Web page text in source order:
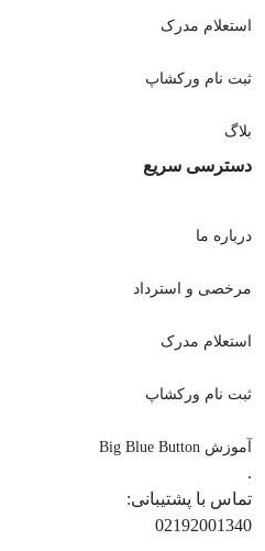
استعلام مدرک
ثبت نام ورکشاپ
بلاگ
دسترسی سریع
درباره ما
مرخصی و استرداد
استعلام مدرک
ثبت نام ورکشاپ
آموزش Big Blue Button
.
تماس با پشتیبانی:
02192001340